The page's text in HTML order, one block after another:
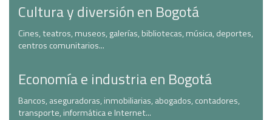
Cultura y diversión en Bogotá
Cines, teatros, museos, galerías, bibliotecas, música, deportes,
centros comunitarios...
Economía e industria en Bogotá
Bancos, aseguradoras, inmobiliarias, abogados, contadores,
transporte, informática e Internet...